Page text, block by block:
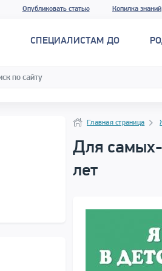
Опубликовать статью Копилка знаний
СПЕЦИАЛИСТАМ ДО
Навигация
НавигацияГлавная страница
Для
лет